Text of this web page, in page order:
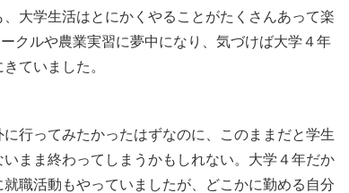
、大学生活はとにかくやることがたくさんあって楽
クルや農業実習に夢中になり、気づけば大学４年
ていました。
行ってみたかったはずなのに、このままだと学生
まま終わってしまうかもしれない。大学４年だか
職活動もやっていましたが、どこかに勤める自分